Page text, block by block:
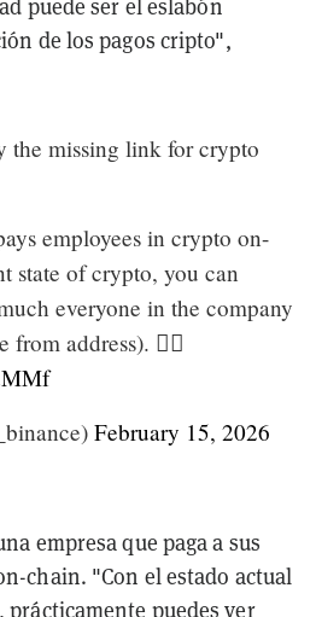
puede ser el eslabón
de los pagos cripto",
the missing link for crypto
employees in crypto on-
state of crypto, you can
everyone in the company
address). 🤷‍♂️
February 15, 2026
empresa que paga a sus
chain. "Con el estado actual
puedes ver